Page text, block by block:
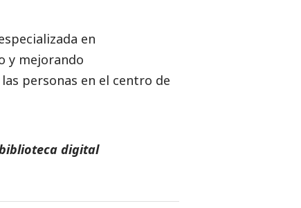
en
y mejorando
personas en el centro de
digital